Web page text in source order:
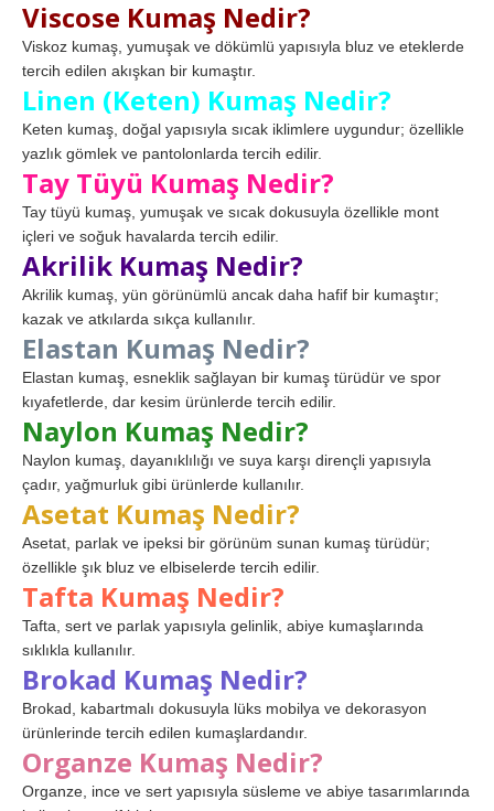
Viscose Kumaş Nedir?
Viskoz kumaş, yumuşak ve dökümlü yapısıyla bluz ve eteklerde
tercih edilen akışkan bir kumaştır.
Linen (Keten) Kumaş Nedir?
Keten kumaş, doğal yapısıyla sıcak iklimlere uygundur; özellikle
yazlık gömlek ve pantolonlarda tercih edilir.
Tay Tüyü Kumaş Nedir?
Tay tüyü kumaş, yumuşak ve sıcak dokusuyla özellikle mont
içleri ve soğuk havalarda tercih edilir.
Akrilik Kumaş Nedir?
Akrilik kumaş, yün görünümlü ancak daha hafif bir kumaştır;
kazak ve atkılarda sıkça kullanılır.
Elastan Kumaş Nedir?
Elastan kumaş, esneklik sağlayan bir kumaş türüdür ve spor
kıyafetlerde, dar kesim ürünlerde tercih edilir.
Naylon Kumaş Nedir?
Naylon kumaş, dayanıklılığı ve suya karşı dirençli yapısıyla
çadır, yağmurluk gibi ürünlerde kullanılır.
Asetat Kumaş Nedir?
Asetat, parlak ve ipeksi bir görünüm sunan kumaş türüdür;
özellikle şık bluz ve elbiselerde tercih edilir.
Tafta Kumaş Nedir?
Tafta, sert ve parlak yapısıyla gelinlik, abiye kumaşlarında
sıklıkla kullanılır.
Brokad Kumaş Nedir?
Brokad, kabartmalı dokusuyla lüks mobilya ve dekorasyon
ürünlerinde tercih edilen kumaşlardandır.
Organze Kumaş Nedir?
Organze, ince ve sert yapısıyla süsleme ve abiye tasarımlarında